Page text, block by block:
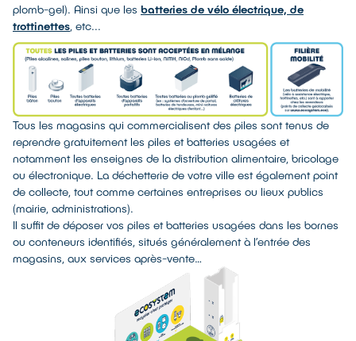
plomb-gel). Ainsi que les batteries de vélo électrique, de
trottinettes, etc...
Tous les magasins qui commercialisent des piles sont tenus de
reprendre gratuitement les piles et batteries usagées et
notamment les enseignes de la distribution alimentaire, bricolage
ou électronique. La déchetterie de votre ville est également point
de collecte, tout comme certaines entreprises ou lieux publics
(mairie, administrations).
Il suffit de déposer vos piles et batteries usagées dans les bornes
ou conteneurs identifiés, situés généralement à l’entrée des
magasins, aux services après-vente…